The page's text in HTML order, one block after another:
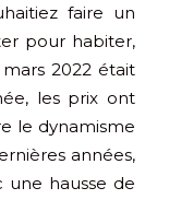
faire un
pour habiter,
2022 était
les prix ont
le dynamisme
années,
hausse de